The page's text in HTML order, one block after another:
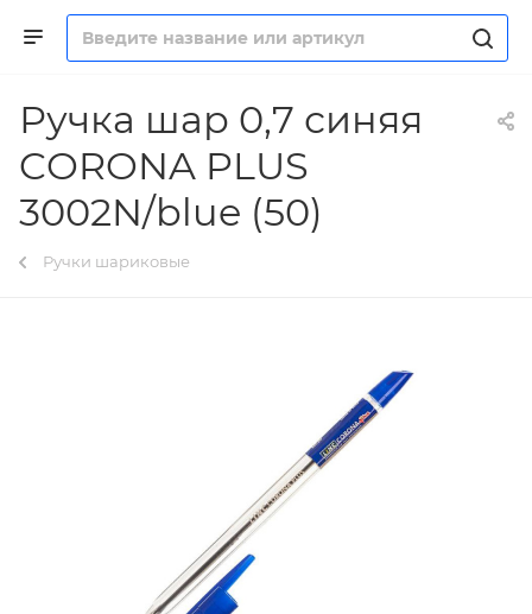
Ручка шар 0,7 синяя
CORONA PLUS
3002N/blue (50)
Ручки шариковые